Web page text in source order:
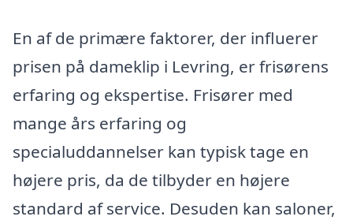
En af de primære faktorer, der influerer
prisen på dameklip i Levring, er frisørens
erfaring og ekspertise. Frisører med
mange års erfaring og
specialuddannelser kan typisk tage en
højere pris, da de tilbyder en højere
standard af service. Desuden kan saloner,